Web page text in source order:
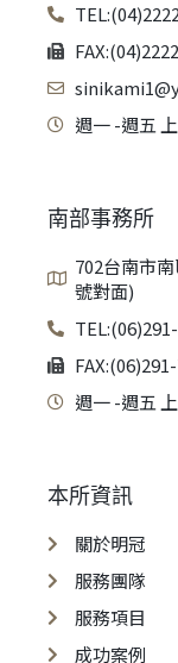
週一 -週五
南部事務所
702台南市
號對面)
週一 -週五
本所資訊
關於明冠
服務團隊
服務項目
成功案例